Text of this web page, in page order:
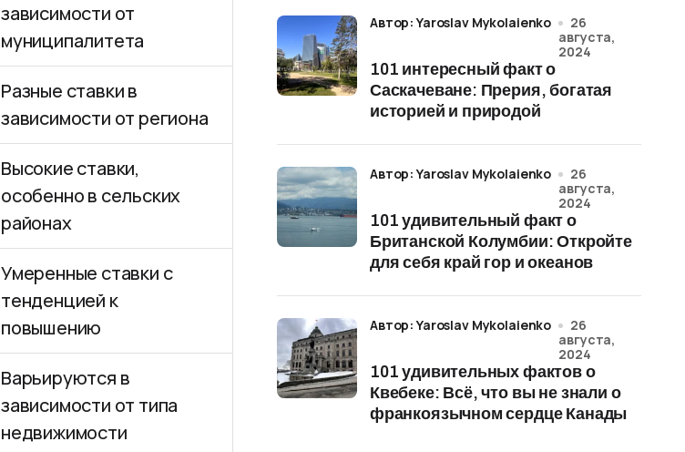
зависимости от
муниципалитета
Разные ставки в
зависимости от региона
Высокие ставки,
особенно в сельских
районах
Умеренные ставки с
тенденцией к
повышению
Варьируются в
зависимости от типа
недвижимости
101 интересный факт о
Саскачеване: Прерия, богатая
историей и природой
Автор: Yaroslav Mykolaienko
26
августа,
2024
101 удивительный факт о
Британской Колумбии: Откройте
для себя край гор и океанов
Автор: Yaroslav Mykolaienko
26
августа,
2024
101 удивительных фактов о
Квебеке: Всё, что вы не знали о
франкоязычном сердце Канады
Автор: Yaroslav Mykolaienko
26
августа,
2024